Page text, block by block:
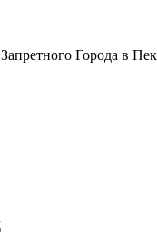
Города в